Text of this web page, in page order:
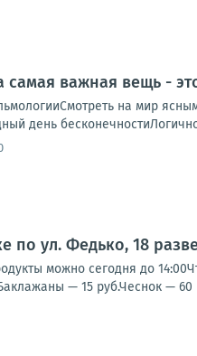
самая важная вещь -
на мир
день
по ул. Федько, 18
можно сегодня до
— 15 руб.Чеснок —